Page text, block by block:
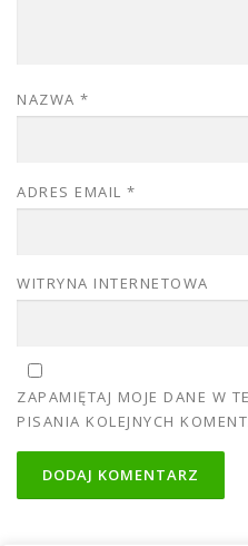
NAZWA *
ADRES EMAIL *
WITRYNA INTERNETOWA
ZAPAMIĘTAJ MOJE DANE W
PISANIA KOLEJNYCH